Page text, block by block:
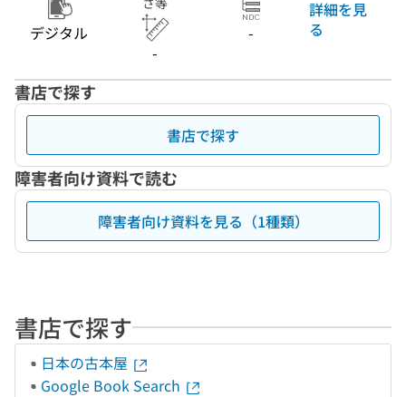
デジタル
-
-
詳細を見
る
書店で探す
書店で探す
障害者向け資料で読む
障害者向け資料を見る（1種類）
書店で探す
日本の古本屋
Google Book Search